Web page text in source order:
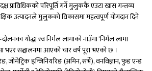
प्राविधिकको परिपूर्ति गर्ने मुलुककै एउटा खास गन्तव्य
उत्पादनले मुलुकको विकासमा महत्वपूर्ण योगदान दिने
योद्धा स्व निर्मल लामाको नाउँमा ‘निर्मल लामा
भएर सञ्चालनमा आएको चार वर्ष पूरा भएको छ ।
जोमेट्रिक इन्जिनियरिङ (अमिन, सर्भे), वनविज्ञान, फुड एन्ड